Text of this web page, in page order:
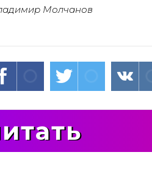
Молчанов